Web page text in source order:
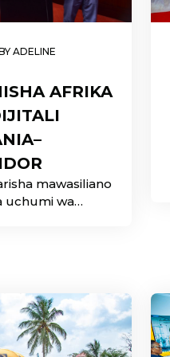
ADELINE
AFRIKA
mawasiliano
uchumi wa